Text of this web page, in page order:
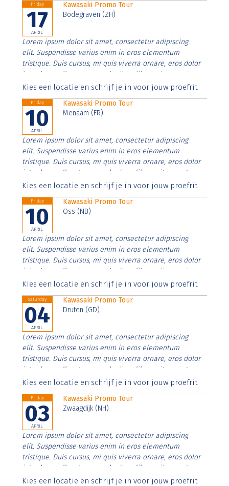
Friday
17
APRIL
Kawasaki Promo Tour
Bodegraven (ZH)
Lorem ipsum dolor sit amet, consectetur adipiscing
elit. Suspendisse varius enim in eros elementum
tristique. Duis cursus, mi quis viverra ornare, eros dolor
interdum nulla, ut commodo diam libero vitae erat.
Aenean faucibus nibh et justo cursus id rutrum lorem
Kies een locatie en schrijf je in voor jouw proefrit
Friday
10
APRIL
Kawasaki Promo Tour
Menaam (FR)
Lorem ipsum dolor sit amet, consectetur adipiscing
elit. Suspendisse varius enim in eros elementum
tristique. Duis cursus, mi quis viverra ornare, eros dolor
interdum nulla, ut commodo diam libero vitae erat.
Aenean faucibus nibh et justo cursus id rutrum lorem
Kies een locatie en schrijf je in voor jouw proefrit
Friday
10
APRIL
Kawasaki Promo Tour
Oss (NB)
Lorem ipsum dolor sit amet, consectetur adipiscing
elit. Suspendisse varius enim in eros elementum
tristique. Duis cursus, mi quis viverra ornare, eros dolor
interdum nulla, ut commodo diam libero vitae erat.
Aenean faucibus nibh et justo cursus id rutrum lorem
Kies een locatie en schrijf je in voor jouw proefrit
Saturday
04
APRIL
Kawasaki Promo Tour
Druten (GD)
Lorem ipsum dolor sit amet, consectetur adipiscing
elit. Suspendisse varius enim in eros elementum
tristique. Duis cursus, mi quis viverra ornare, eros dolor
interdum nulla, ut commodo diam libero vitae erat.
Aenean faucibus nibh et justo cursus id rutrum lorem
Kies een locatie en schrijf je in voor jouw proefrit
Friday
03
APRIL
Kawasaki Promo Tour
Zwaagdijk (NH)
Lorem ipsum dolor sit amet, consectetur adipiscing
elit. Suspendisse varius enim in eros elementum
tristique. Duis cursus, mi quis viverra ornare, eros dolor
interdum nulla, ut commodo diam libero vitae erat.
Aenean faucibus nibh et justo cursus id rutrum lorem
Kies een locatie en schrijf je in voor jouw proefrit